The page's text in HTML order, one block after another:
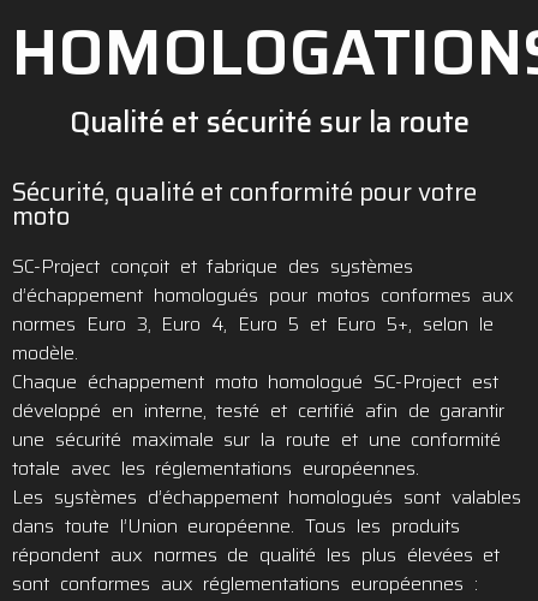
Qualité et sécurité sur la route
Sécurité, qualité et conformité pour votre
moto
SC-Project conçoit et fabrique des systèmes
d’échappement homologués pour motos conformes aux
normes Euro 3, Euro 4, Euro 5 et Euro 5+, selon le
modèle.
Chaque échappement moto homologué SC-Project est
développé en interne, testé et certifié afin de garantir
une sécurité maximale sur la route et une conformité
totale avec les réglementations européennes.
Les systèmes d’échappement homologués sont valables
dans toute l’Union européenne. Tous les produits
répondent aux normes de qualité les plus élevées et
sont conformes aux réglementations européennes :